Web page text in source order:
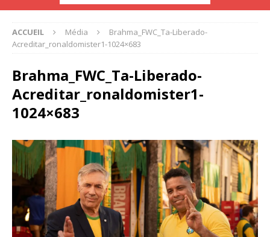
ACCUEIL Média
Brahma_FWC_Ta-Liberado-
Acreditar_ronaldomister1-1024×683
Brahma_FWC_Ta-Liberado-
Acreditar_ronaldomister1-
1024×683